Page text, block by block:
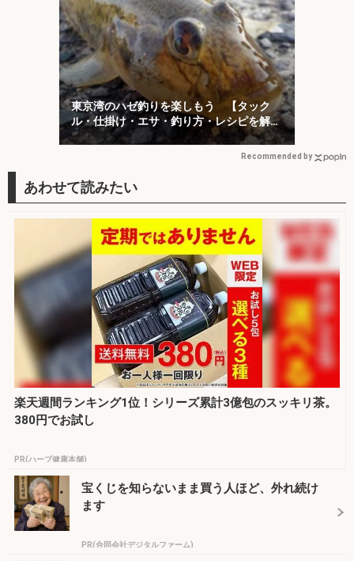
東京湾のハゼ釣りを楽しもう 【タック
ル・仕掛け・エサ・釣り方・レシピを解
説】
Recommended by
楽天週間ランキング1位！シリーズ累計3億包のスッキリ茶。
380円でお試し
PR(ハーブ健康本舗)
宝くじを知らないまま買う人ほど、外れ続け
ます
PR(合同会社デジタルファーム)